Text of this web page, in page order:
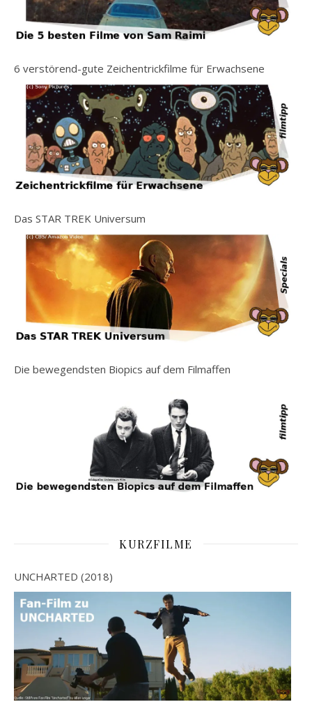
6 verstörend-gute Zeichentrickfilme für Erwachsene
Das STAR TREK Universum
Die bewegendsten Biopics auf dem Filmaffen
KURZFILME
UNCHARTED (2018)